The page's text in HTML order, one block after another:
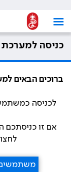
כניסה למערכת
ברוכים הבאים
לכניסה
אם זו כניסתכם
משתמשים